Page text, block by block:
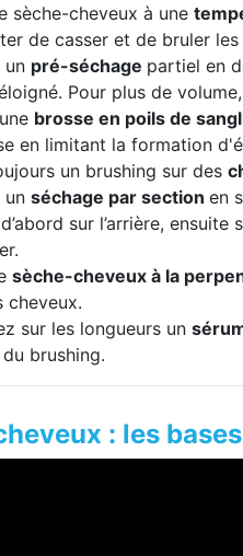
sèche-cheveux à une
de casser et de bruler
un pré-séchage partiel en
Pour plus de
brosse en poils de
en limitant la formation
un brushing sur des
un séchage par section en
sur l’arrière,
sèche-cheveux à la
cheveux.
sur les longueurs un
brushing.
: les